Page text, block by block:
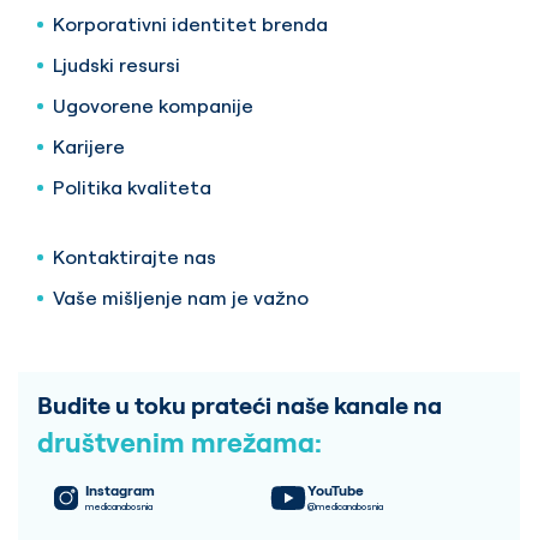
Korporativni identitet brenda
Ljudski resursi
Ugovorene kompanije
Karijere
Politika kvaliteta
Kontaktirajte nas
Vaše mišljenje nam je važno
Budite u toku prateći naše kanale na
društvenim mrežama:
Instagram
medicanabosnia
YouTube
@medicanabosnia